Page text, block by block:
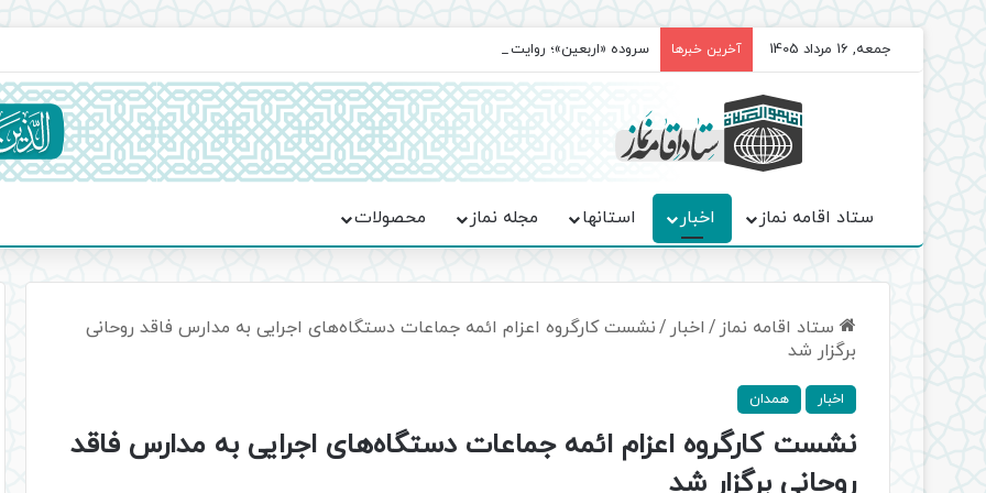
جمعه, 16 مرداد 1405 آخرین خبرها سروده‌ «اربعین»؛ روایت حماسه، استقامت و تمدن‌سازی امت اسلامی
ستاد اقامه نماز اخبار استانها مجله نماز محصولات
ستاد اقامه نماز / اخبار /نشست کارگروه اعزام ائمه جماعات دستگاه‌های اجرایی به مدارس فاقد روحانی
برگزار شد
اخبار همدان
نشست کارگروه اعزام ائمه جماعات دستگاه‌های اجرایی به مدارس فاقد
روحانی برگزار شد